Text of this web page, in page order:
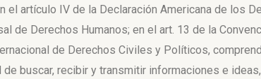
el artículo IV de la Declaración Americana de los
de Derechos Humanos; en el art. 13 de la
de Derechos Civiles y Políticos,
de buscar, recibir y transmitir informaciones e